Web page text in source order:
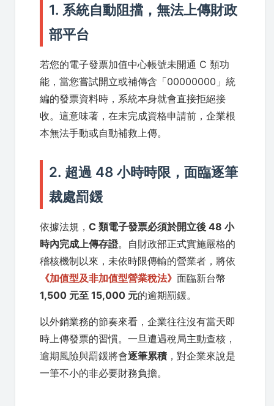
1. 系統自動阻擋，無法上傳財政
部平台
若您的電子發票加值中心帳號未開通 C 類功
能，當您嘗試開立或補傳含「00000000」統
編的發票資料時，系統本身就會直接拒絕接
收。這意味著，在未完成資格申請前，企業根
本無法手動或自動補救上傳。
2. 超過 48 小時時限，面臨逐筆
裁處罰鍰
依據法規， C 類電子發票必須於開立後 48 小
時內完成上傳存證。自財政部正式實施嚴格的
稽核機制以來，未依時限傳輸的營業者，將依
《加值型及非加值型營業稅法》 面臨新台幣
1,500 元至 15,000 元的逾期罰鍰。
以外銷業務的節奏來看，企業往往沒有當天即
時上傳發票的習慣。一旦遭遇稅局主動查核，
逾期風險與罰鍰將會逐筆累積 ，對企業來說是
一筆不小的非必要財務負擔。